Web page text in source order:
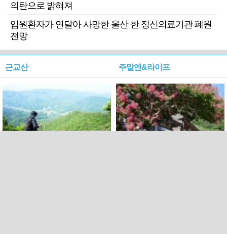
의탄으로 밝혀져
입원환자가 연달아 사망한 울산 한 정신의료기관 폐원
전망
근교산 주말엔&라이프